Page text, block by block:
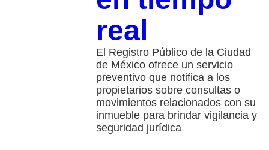
real
El Registro Público de la Ciudad
de México ofrece un servicio
preventivo que notifica a los
propietarios sobre consultas o
movimientos relacionados con su
inmueble para brindar vigilancia y
seguridad jurídica